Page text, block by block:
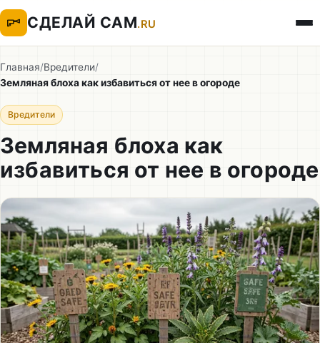
СДЕЛАЙ САМ.RU
Главная/Вредители/
Земляная блоха как избавиться от нее в огороде
Вредители
Земляная блоха как
избавиться от нее в огороде